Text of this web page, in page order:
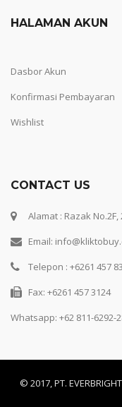
HALAMAN AKUN
Dasbor Akun
Konfirmasi Pembayaran
Wishlist
CONTACT US
Alamat : Razak
Email:
Telepon : +6261 457
Fax: +6261 457 3124
Whatsapp: +62 811-6292-
© 2017, PT.